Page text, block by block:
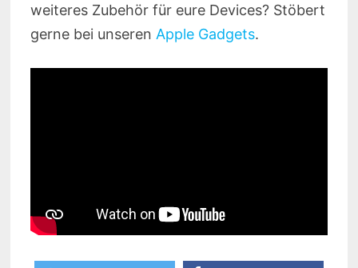
weiteres Zubehör für eure Devices? Stöbert
gerne bei unseren Apple Gadgets.